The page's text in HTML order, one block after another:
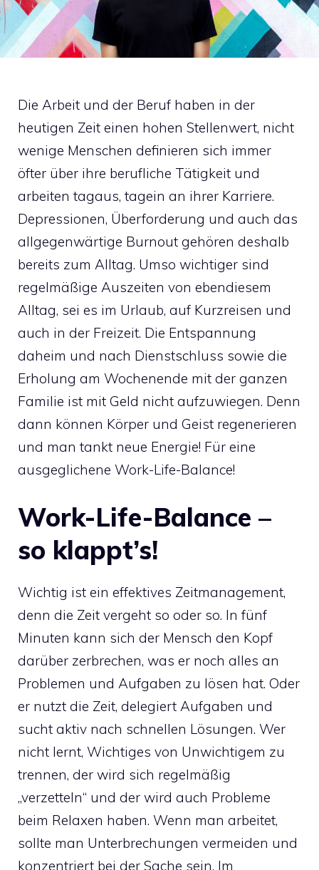
Die Arbeit und der Beruf haben in der
heutigen Zeit einen hohen Stellenwert, nicht
wenige Menschen definieren sich immer
öfter über ihre berufliche Tätigkeit und
arbeiten tagaus, tagein an ihrer Karriere.
Depressionen, Überforderung und auch das
allgegenwärtige Burnout gehören deshalb
bereits zum Alltag. Umso wichtiger sind
regelmäßige Auszeiten von ebendiesem
Alltag, sei es im Urlaub, auf Kurzreisen und
auch in der Freizeit. Die Entspannung
daheim und nach Dienstschluss sowie die
Erholung am Wochenende mit der ganzen
Familie ist mit Geld nicht aufzuwiegen. Denn
dann können Körper und Geist regenerieren
und man tankt neue Energie! Für eine
ausgeglichene Work-Life-Balance!
Work-Life-Balance –
so klappt’s!
Wichtig ist ein effektives Zeitmanagement,
denn die Zeit vergeht so oder so. In fünf
Minuten kann sich der Mensch den Kopf
darüber zerbrechen, was er noch alles an
Problemen und Aufgaben zu lösen hat. Oder
er nutzt die Zeit, delegiert Aufgaben und
sucht aktiv nach schnellen Lösungen. Wer
nicht lernt, Wichtiges von Unwichtigem zu
trennen, der wird sich regelmäßig
„verzetteln“ und der wird auch Probleme
beim Relaxen haben. Wenn man arbeitet,
sollte man Unterbrechungen vermeiden und
konzentriert bei der Sache sein. Im